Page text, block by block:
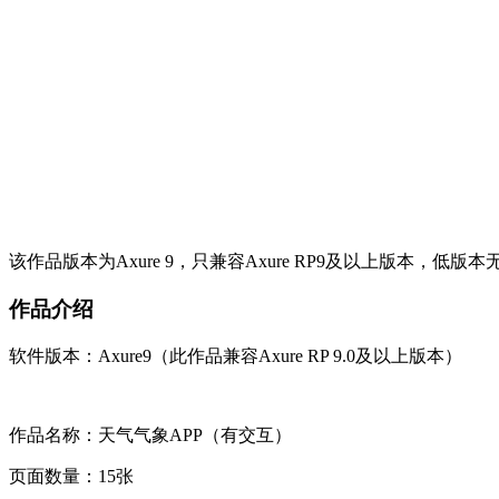
该作品版本为Axure 9，只兼容Axure RP9及以上版本，低版本
作品介绍
软件版本：Axure9（此作品兼容Axure RP 9.0及以上版本）
作品名称：天气气象APP（有交互）
页面数量：15张